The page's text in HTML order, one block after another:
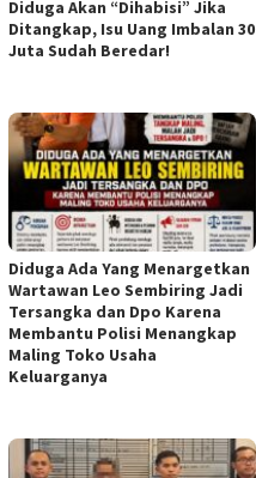
Diduga Akan “Dihabisi” Jika
Ditangkap, Isu Uang Imbalan 30
Juta Sudah Beredar!
Diduga Ada Yang Menargetkan
Wartawan Leo Sembiring Jadi
Tersangka dan Dpo Karena
Membantu Polisi Menangkap
Maling Toko Usaha
Keluarganya